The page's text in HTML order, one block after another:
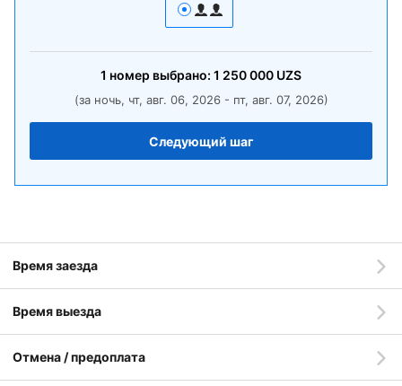
1 номер выбрано: 1 250 000 UZS
(за ночь, чт, авг. 06, 2026 - пт, авг. 07, 2026)
Следующий шаг
Время заезда
Время выезда
Отмена / предоплата